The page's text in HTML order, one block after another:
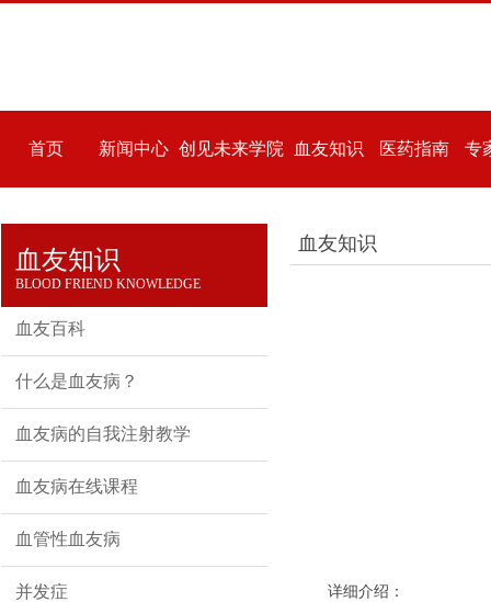
首页 新闻中心 创见未来学院 血友知识 医药指南 专
血友知识
血友知识
BLOOD FRIEND KNOWLEDGE
血友百科
什么是血友病？
血友病的自我注射教学
血友病在线课程
血管性血友病
并发症 详细介绍：